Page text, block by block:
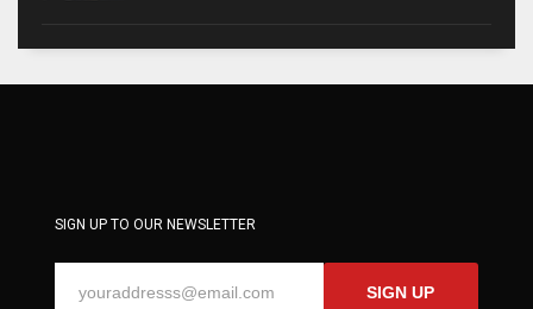
SIGN UP TO OUR NEWSLETTER
SIGN UP